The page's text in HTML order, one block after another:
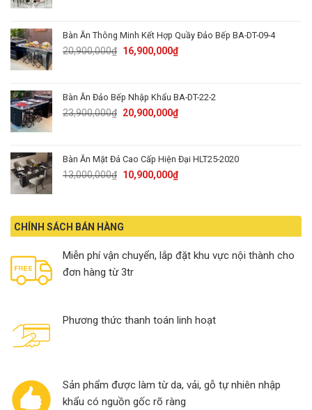
23,350,000₫.
16,900,000₫.
Bàn Ăn Thông Minh Kết Hợp Quầy Đảo Bếp BA-DT-09-4
20,900,000₫ Original
20,900,000₫.
16,900,000₫Current
Bàn Ăn Đảo Bếp Nhập Khẩu BA-DT-22-2
23,900,000₫ Original
23,900,000₫.
20,900,000₫Current
Bàn Ăn Mặt Đá Cao Cấp Hiện Đại HLT25-2020
13,000,000₫ Original
13,000,000₫.
10,900,000₫Current
10,900,000₫.
CHÍNH SÁCH BÁN HÀNG
Miễn phí vận chuyển, lắp đặt khu vực nội thành cho
đơn hàng từ 3tr
Phương thức thanh toán linh hoạt
Sản phẩm được làm từ da, vải, gỗ tự nhiên nhập
khẩu có nguồn gốc rõ ràng